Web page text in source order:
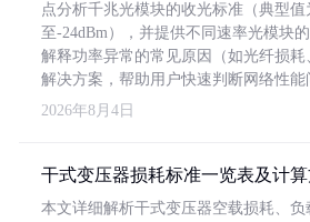
点分析千兆光模块的收光标准（典型值
至-24dBm），并提供不同速率光模块
解释功率异常的常见原因（如光纤损耗
解决方案，帮助用户快速判断网络性能
2026年8月4日
干式变压器损耗标准一览表及计
本文详细解析干式变压器空载损耗、